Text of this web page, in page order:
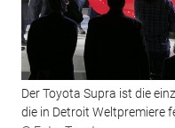
Der Toyota Supra ist die
die in Detroit Weltpremiere